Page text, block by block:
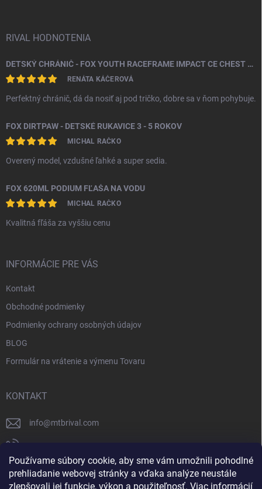
Používame súbory cookie, aby sme vám umožnili pohodlné
prehliadanie webovej stránky a vďaka analýze neustále
zlepšovali jej funkcie, výkon a použiteľnosť. Viac informácií
RIVAL HODNOTENIA
DETSKÝ CHRÁNIČ - FOX YOUTH RACEFRAME IMPACT CE CHEST GUARD
RENÁTA KÁČEROVÁ
Perfektný chránič, dá da nosiť aj pod tričko, dobre sa v ňom pohybuje.
FOX DIRTPAW - DETSKÉ RUKAVICE 3 - 5 ROKOV
MICHAL RAČKO
Overený model, vzdušné ľahké a super sedia.
FOX 620ML PODIUM FĽAŠA NA VODU
MICHAL RAČKO
Kvalitná fľáša za vyššiu cenu
INFORMÁCIE PRE VÁS
Kontakt
Obchodné podmienky
Podmienky ochrany osobných údajov
BLOG
Formulár na vrátenie a výmenu Tovaru
KONTAKT
info@mtbrival.com
Náš Facebook